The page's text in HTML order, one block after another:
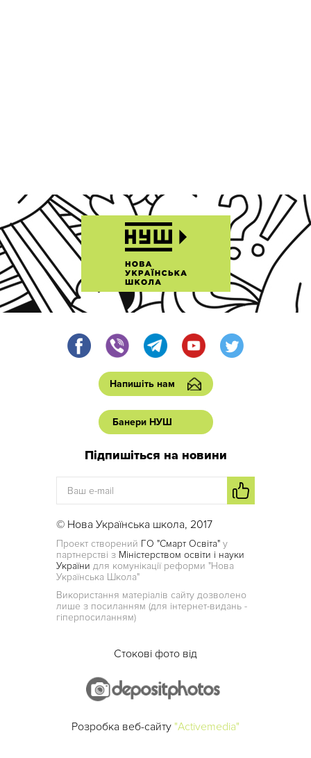
Напишіть нам
Банери НУШ
Підпишіться на новини
© Нова Українська школа, 2017
Проект створений ГО "Смарт Освіта" у
партнерстві з Міністерством освіти і науки
України для комунікації реформи "Нова
Українська Школа"
Використання матеріалів сайту дозволено
лише з посиланням (для інтернет-видань -
гіперпосиланням)
Стокові фото від
Розробка веб-сайту "Activemedia"